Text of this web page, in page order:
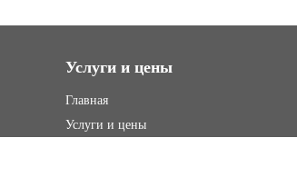
Услуги и цены
Главная
Услуги и цены